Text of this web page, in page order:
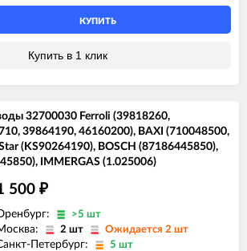
КУПИТЬ
Купить в 1 клик
32700030 Ferroli (39818260,
39864190, 46160200), BAXI (710048500,
(KS90264190), BOSCH (87186445850),
IMMERGAS (1.025006)
500 ₽
>5 шт
2 шт Ожидается 2 шт
Петербург: 5 шт